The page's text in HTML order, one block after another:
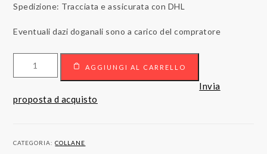
Spedizione: Tracciata e assicurata con DHL
Eventuali dazi doganali sono a carico del compratore
cuore
AGGIUNGI AL CARRELLO
Invia
proposta d acquisto
CATEGORIA:COLLANE